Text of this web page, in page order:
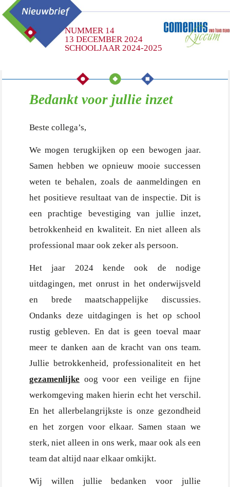
NUMMER 14
13 DECEMBER 2024
SCHOOLJAAR 2024-2025
Bedankt voor jullie inzet
Beste collega’s,
We mogen terugkijken op een bewogen jaar.
Samen hebben we opnieuw mooie successen
weten te behalen, zoals de aanmeldingen en
het positieve resultaat van de inspectie. Dit is
een prachtige bevestiging van jullie inzet,
betrokkenheid en kwaliteit. En niet alleen als
professional maar ook zeker als persoon.
Het jaar 2024 kende ook de nodige
uitdagingen, met onrust in het onderwijsveld
en brede maatschappelijke discussies.
Ondanks deze uitdagingen is het op school
rustig gebleven. En dat is geen toeval maar
meer te danken aan de kracht van ons team.
Jullie betrokkenheid, professionaliteit en het
gezamenlijke oog voor een veilige en fijne
werkomgeving maken hierin echt het verschil.
En het allerbelangrijkste is onze gezondheid
en het zorgen voor elkaar. Samen staan we
sterk, niet alleen in ons werk, maar ook als een
team dat altijd naar elkaar omkijkt.
Wij willen jullie bedanken voor jullie